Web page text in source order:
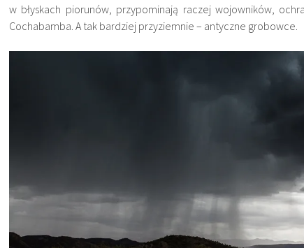
w błyskach piorunów, przypominają raczej wojowników,
Cochabamba. A tak bardziej przyziemnie – antyczne grobowce.